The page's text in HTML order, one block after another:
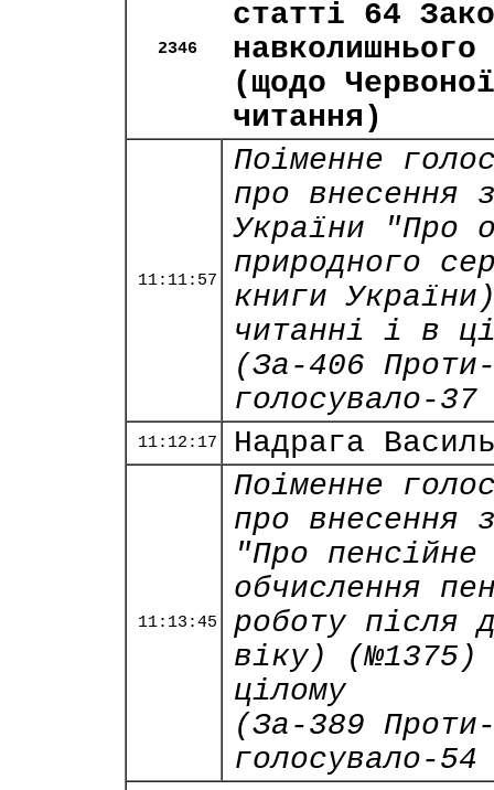
2346
статті 64
(щодо
читання)
11:11:57
Поіменне
про внесення
України "Про
природного
книги
читанні і в
(За-406
голосувало-
11:12:17 Надрага
11:13:45
Поіменне
про внесення
"Про
обчислення
роботу після
віку) (№1375)
цілому
(За-389
голосувало-